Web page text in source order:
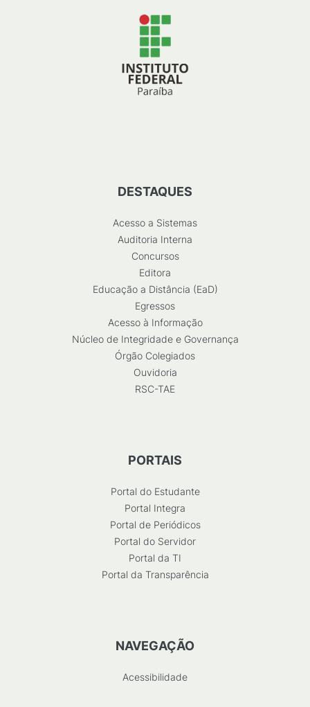
DESTAQUES
Acesso a Sistemas
Auditoria Interna
Concursos
Editora
Educação a Distância (EaD)
Egressos
Acesso à Informação
Núcleo de Integridade e Governança
Órgão Colegiados
Ouvidoria
RSC-TAE
PORTAIS
Portal do Estudante
Portal Integra
Portal de Periódicos
Portal do Servidor
Portal da TI
Portal da Transparência
NAVEGAÇÃO
Acessibilidade